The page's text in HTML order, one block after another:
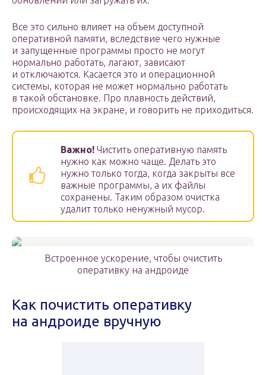
Все это сильно влияет на объем доступной
оперативной памяти, вследствие чего нужные
и запущенные программы просто не могут
нормально работать, лагают, зависают
и отключаются. Касается это и операционной
системы, которая не может нормально работать
в такой обстановке. Про плавность действий,
происходящих на экране, и говорить не приходиться.
Важно! Чистить оперативную память
нужно как можно чаще. Делать это
нужно только тогда, когда закрыты все
важные программы, а их файлы
сохранены. Таким образом очистка
удалит только ненужный мусор.
Встроенное ускорение, чтобы очистить
оперативку на андроиде
Как почистить оперативку
на андроиде вручную